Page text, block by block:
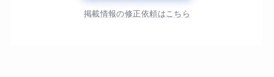
掲載情報の修正依頼はこちら